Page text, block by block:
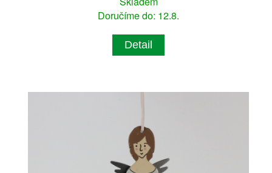
Doručíme do: 12.8.
Detail